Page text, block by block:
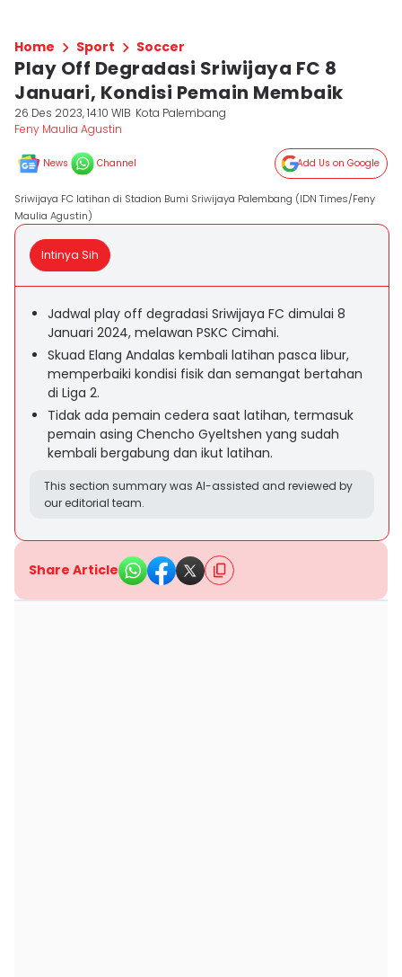
Home Sport Soccer
Play Off Degradasi Sriwijaya FC 8
Januari, Kondisi Pemain Membaik
26 Des 2023, 14:10 WIB Kota Palembang
Feny Maulia Agustin
News Channel Add Us on Google
Sriwijaya FC latihan di Stadion Bumi Sriwijaya Palembang (IDN Times/Feny
Maulia Agustin)
Intinya Sih
Jadwal play off degradasi Sriwijaya FC dimulai 8
Januari 2024, melawan PSKC Cimahi.
Skuad Elang Andalas kembali latihan pasca libur,
memperbaiki kondisi fisik dan semangat bertahan
di Liga 2.
Tidak ada pemain cedera saat latihan, termasuk
pemain asing Chencho Gyeltshen yang sudah
kembali bergabung dan ikut latihan.
This section summary was AI-assisted and reviewed by
our editorial team.
Share Article